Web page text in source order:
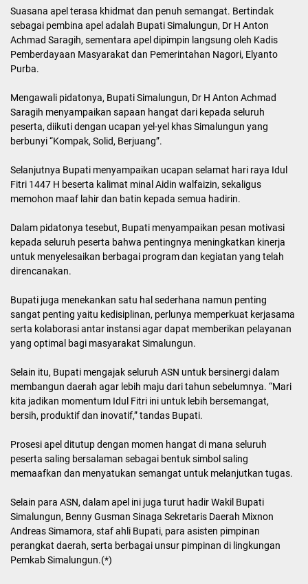
sebagai pembina apel adalah Bupati Simalungun, Dr H Anton
Achmad Saragih, sementara apel dipimpin langsung oleh Kadis
Pemberdayaan Masyarakat dan Pemerintahan Nagori, Elyanto
Mengawali pidatonya, Bupati Simalungun, Dr H Anton Achmad
Saragih menyampaikan sapaan hangat dari kepada seluruh
peserta, diikuti dengan ucapan yel-yel khas Simalungun yang
Selanjutnya Bupati menyampaikan ucapan selamat hari raya Idul
Fitri 1447 H beserta kalimat minal Aidin walfaizin, sekaligus
memohon maaf lahir dan batin kepada semua hadirin.
Dalam pidatonya tesebut, Bupati menyampaikan pesan motivasi
kepada seluruh peserta bahwa pentingnya meningkatkan kinerja
untuk menyelesaikan berbagai program dan kegiatan yang telah
direncanakan.
Bupati juga menekankan satu hal sederhana namun penting
sangat penting yaitu kedisiplinan, perlunya memperkuat kerjasama
serta kolaborasi antar instansi agar dapat memberikan pelayanan
Selain itu, Bupati mengajak seluruh ASN untuk bersinergi dalam
membangun daerah agar lebih maju dari tahun sebelumnya. “Mari
kita jadikan momentum Idul Fitri ini untuk lebih bersemangat,
bersih, produktif dan inovatif,” tandas Bupati.